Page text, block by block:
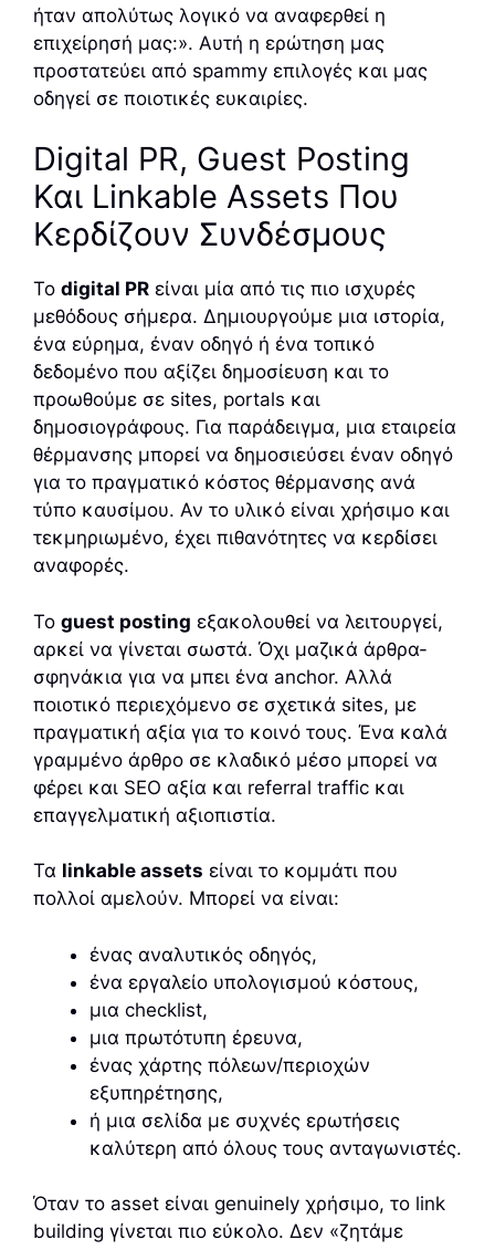
ήταν απολύτως λογικό να αναφερθεί η
επιχείρησή μας:». Αυτή η ερώτηση μας
προστατεύει από spammy επιλογές και μας
οδηγεί σε ποιοτικές ευκαιρίες.
Digital PR, Guest Posting
Και Linkable Assets Που
Κερδίζουν Συνδέσμους
Το digital PR είναι μία από τις πιο ισχυρές
μεθόδους σήμερα. Δημιουργούμε μια ιστορία,
ένα εύρημα, έναν οδηγό ή ένα τοπικό
δεδομένο που αξίζει δημοσίευση και το
προωθούμε σε sites, portals και
δημοσιογράφους. Για παράδειγμα, μια εταιρεία
θέρμανσης μπορεί να δημοσιεύσει έναν οδηγό
για το πραγματικό κόστος θέρμανσης ανά
τύπο καυσίμου. Αν το υλικό είναι χρήσιμο και
τεκμηριωμένο, έχει πιθανότητες να κερδίσει
αναφορές.
Το guest posting εξακολουθεί να λειτουργεί,
αρκεί να γίνεται σωστά. Όχι μαζικά άρθρα-
σφηνάκια για να μπει ένα anchor. Αλλά
ποιοτικό περιεχόμενο σε σχετικά sites, με
πραγματική αξία για το κοινό τους. Ένα καλά
γραμμένο άρθρο σε κλαδικό μέσο μπορεί να
φέρει και SEO αξία και referral traffic και
επαγγελματική αξιοπιστία.
Τα linkable assets είναι το κομμάτι που
πολλοί αμελούν. Μπορεί να είναι:
ένας αναλυτικός οδηγός,
ένα εργαλείο υπολογισμού κόστους,
μια checklist,
μια πρωτότυπη έρευνα,
ένας χάρτης πόλεων/περιοχών
εξυπηρέτησης,
ή μια σελίδα με συχνές ερωτήσεις
καλύτερη από όλους τους ανταγωνιστές.
Όταν το asset είναι genuinely χρήσιμο, το link
building γίνεται πιο εύκολο. Δεν «ζητάμε